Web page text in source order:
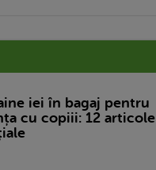
iei în bagaj pentru
cu copiii: 12 articole